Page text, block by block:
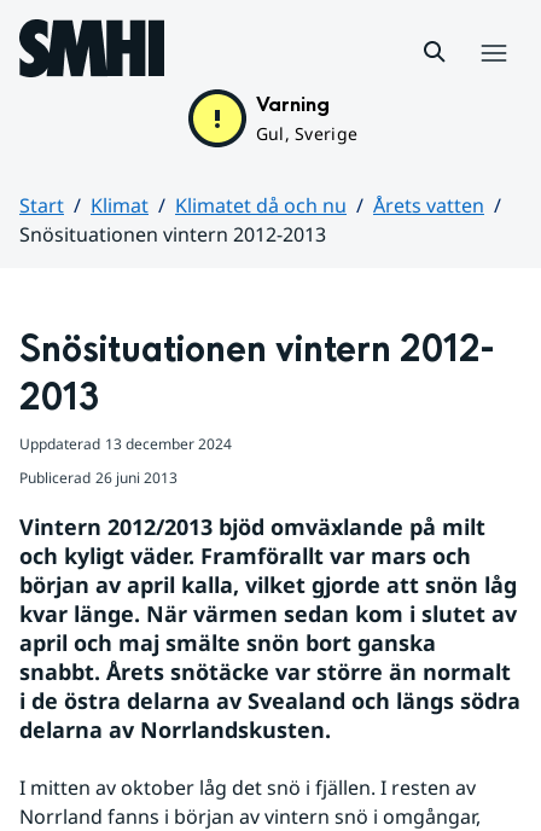
Hoppa till sidans innehåll
Varning
Gul, Sverige
Start Klimat Klimatet då och nu
Årets vatten
Snösituationen vintern 2012-2013
Snösituationen vintern 2012-
2013
Uppdaterad 13 december 2024
Publicerad 26 juni 2013
Vintern 2012/2013 bjöd omväxlande på milt
och kyligt väder. Framförallt var mars och
början av april kalla, vilket gjorde att snön låg
kvar länge. När värmen sedan kom i slutet av
april och maj smälte snön bort ganska
snabbt. Årets snötäcke var större än normalt
i de östra delarna av Svealand och längs södra
delarna av Norrlandskusten.
I mitten av oktober låg det snö i fjällen. I resten av
Norrland fanns i början av vintern snö i omgångar,